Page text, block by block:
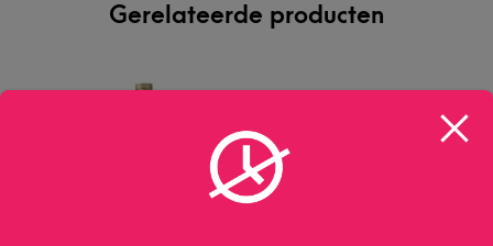
Gerelateerde producten